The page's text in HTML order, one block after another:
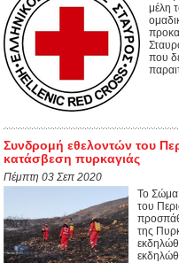
μέλη
που
Συνδρομή εθελοντών του
κατάσβεση πυρκαγιάς
Πέμπτη 03 Σεπ 2020
Το Σώμα
του
της